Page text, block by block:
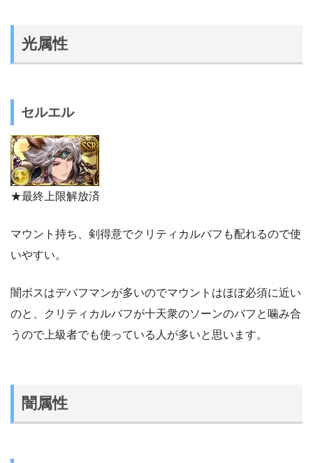
光属性
セルエル
★最終上限解放済
マウント持ち、剣得意でクリティカルバフも配れるので使
いやすい。
闇ボスはデバフマンが多いのでマウントはほぼ必須に近い
のと、クリティカルバフが十天衆のソーンのバフと噛み合
うので上級者でも使っている人が多いと思います。
闇属性